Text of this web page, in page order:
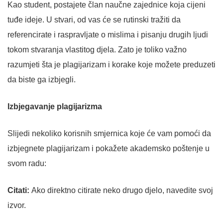
Kao student, postajete član naučne zajednice koja cijeni
tuđe ideje. U stvari, od vas će se rutinski tražiti da
referencirate i raspravljate o mislima i pisanju drugih ljudi
tokom stvaranja vlastitog djela. Zato je toliko važno
razumjeti šta je plagijarizam i korake koje možete preduzeti
da biste ga izbjegli.
Izbjegavanje plagijarizma
Slijedi nekoliko korisnih smjernica koje će vam pomoći da
izbjegnete plagijarizam i pokažete akademsko poštenje u
svom radu:
Citati: Ako direktno citirate neko drugo djelo, navedite svoj
izvor.